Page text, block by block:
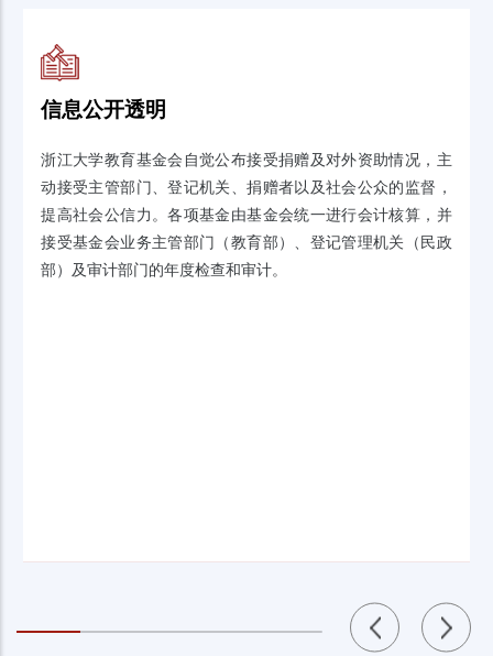
信息公开透明
浙江大学教育基金会自觉公布接受捐赠及对外资助情况，主
动接受主管部门、登记机关、捐赠者以及社会公众的监督，
提高社会公信力。各项基金由基金会统一进行会计核算，并
接受基金会业务主管部门（教育部）、登记管理机关（民政
部）及审计部门的年度检查和审计。